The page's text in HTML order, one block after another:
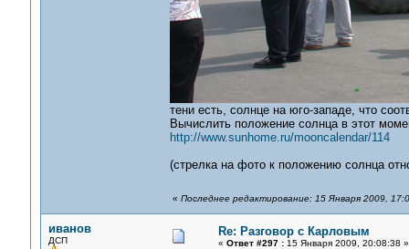
тени есть, солнце на юго-западе, что
Вычислить положение солнца в этот
http://www.sunhome.ru/mooncalendar/114
(стрелка на фото к положению солнца
« Последнее редактирование: 15 Января 2009,
иванов
ДСП
Re: Разговор с Карловым
« Ответ #297 :15 Января 2009, 20:08:38 »